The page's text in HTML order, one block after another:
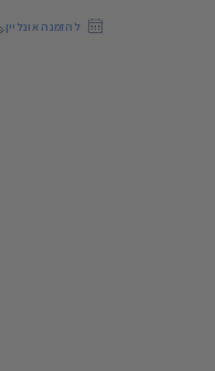
להזמנה אונליין